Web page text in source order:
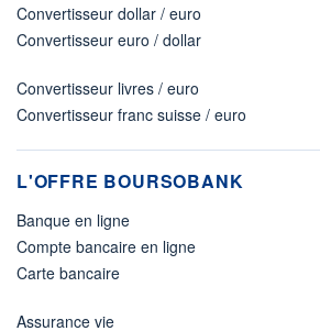
Convertisseur dollar / euro
Convertisseur euro / dollar
Convertisseur livres / euro
Convertisseur franc suisse / euro
L'OFFRE BOURSOBANK
Banque en ligne
Compte bancaire en ligne
Carte bancaire
Assurance vie